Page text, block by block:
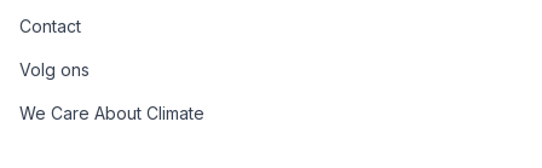
Contact
Volg ons
We Care About Climate